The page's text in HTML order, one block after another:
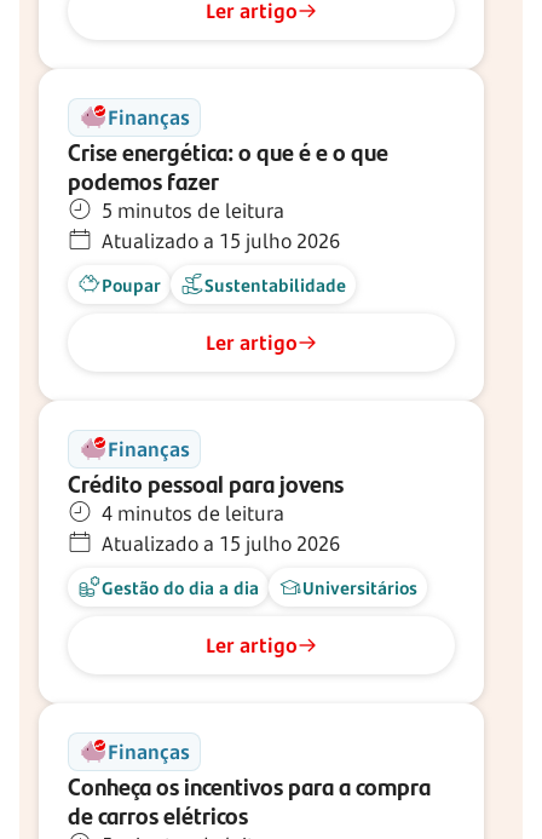
Ler artigo
Finanças
Crise energética: o que é e o que
podemos fazer
5 minutos de leitura
Atualizado a 15 julho 2026
Poupar Sustentabilidade
Ler artigo
Finanças
Crédito pessoal para jovens
4 minutos de leitura
Atualizado a 15 julho 2026
Gestão do dia a dia Universitários
Ler artigo
Finanças
Conheça os incentivos para a compra
de carros elétricos